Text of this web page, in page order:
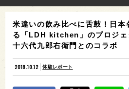
米違いの飲み比べに舌鼓！日本
る「LDH kitchen」のプロジェ
十六代九郎右衛門とのコラボ
2018.10.12 体験レポート